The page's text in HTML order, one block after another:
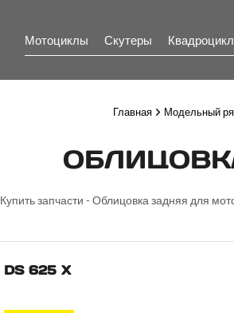
Мотоциклы Скутеры
Главная Модельный
Купить запчасти - Облицовка задняя для
DS 625 X